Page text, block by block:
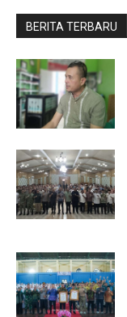
BERITA TERBARU